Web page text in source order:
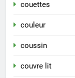
couettes
couleur
coussin
couvre lit